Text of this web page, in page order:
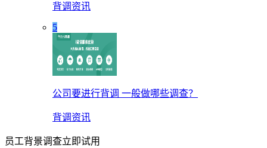
背调资讯
5
公司要进行背调 一般做哪些调查？
背调资讯
员工背景调查立即试用